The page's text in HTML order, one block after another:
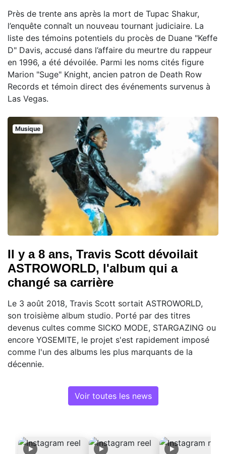
Près de trente ans après la mort de Tupac Shakur,
l’enquête connaît un nouveau tournant judiciaire. La
liste des témoins potentiels du procès de Duane "Keffe
D" Davis, accusé dans l’affaire du meurtre du rappeur
en 1996, a été dévoilée. Parmi les noms cités figure
Marion "Suge" Knight, ancien patron de Death Row
Records et témoin direct des événements survenus à
Las Vegas.
Musique
Il y a 8 ans, Travis Scott dévoilait
ASTROWORLD, l'album qui a
changé sa carrière
Le 3 août 2018, Travis Scott sortait ASTROWORLD,
son troisième album studio. Porté par des titres
devenus cultes comme SICKO MODE, STARGAZING ou
encore YOSEMITE, le projet s'est rapidement imposé
comme l'un des albums les plus marquants de la
décennie.
Voir toutes les news